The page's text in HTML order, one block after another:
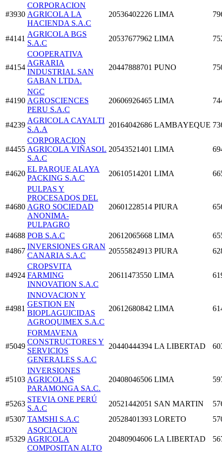
#3930
CORPORACION
AGRICOLA LA
HACIENDA S.A.C
20536402226 LIMA
#4141
AGRICOLA BGS
S.A.C
20537677962 LIMA
#4154
COOPERATIVA
AGRARIA
INDUSTRIAL SAN
GABAN LTDA.
20447888701 PUNO
#4190
NGC
AGROSCIENCES
PERU S.A.C
20606926465 LIMA
#4239
AGRICOLA CAYALTI
S.A.A
20164042686 LAMBAYEQUE
#4455
CORPORACION
AGRICOLA VIÑASOL
S.A.C
20543521401 LIMA
#4620
EL PARQUE ALAYA
PACKING S.A.C
20610514201 LIMA
#4680
PULPAS Y
PROCESADOS DEL
AGRO SOCIEDAD
ANONIMA-
PULPAGRO
20601228514 PIURA
#4688 POB S.A.C 20612065668 LIMA
#4867
INVERSIONES GRAN
CANARIA S.A.C
20555824913 PIURA
#4924
CROPSVITA
FARMING
INNOVATION S.A.C
20611473550 LIMA
#4981
INNOVACION Y
GESTION EN
BIOPLAGUICIDAS
AGROQUIMEX S.A.C
20612680842 LIMA
#5049
FORMAVENA
CONSTRUCTORES Y
SERVICIOS
GENERALES S.A.C
20440444394 LA LIBERTAD
#5103
INVERSIONES
AGRICOLAS
PARAMONGA SA.C.
20408046506 LIMA
#5263
STEVIA ONE PERÚ
S.A.C
20521442051 SAN MARTIN
#5307 TAMSHI S.A.C 20528401393 LORETO
#5329
ASOCIACION
AGRICOLA
COMPOSITAN ALTO
20480904606 LA LIBERTAD